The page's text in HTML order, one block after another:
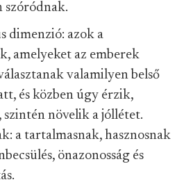
szóródnak.
dimenzió: azok a
amelyeket az emberek
valamilyen belső
és közben úgy érzik,
szintén növelik a jóllétet.
a tartalmasnak, hasznosnak
önazonosság és